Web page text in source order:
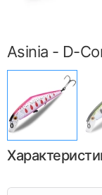
Asinia - D-